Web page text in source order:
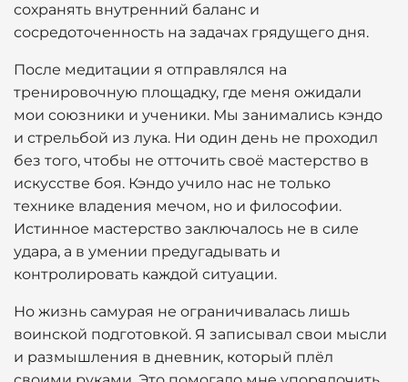
сохранять внутренний баланс и
сосредоточенность на задачах грядущего дня.
После медитации я отправлялся на
тренировочную площадку, где меня ожидали
мои союзники и ученики. Мы занимались кэндо
и стрельбой из лука. Ни один день не проходил
без того, чтобы не отточить своё мастерство в
искусстве боя. Кэндо учило нас не только
технике владения мечом, но и философии.
Истинное мастерство заключалось не в силе
удара, а в умении предугадывать и
контролировать каждой ситуации.
Но жизнь самурая не ограничивалась лишь
воинской подготовкой. Я записывал свои мысли
и размышления в дневник, который плёл